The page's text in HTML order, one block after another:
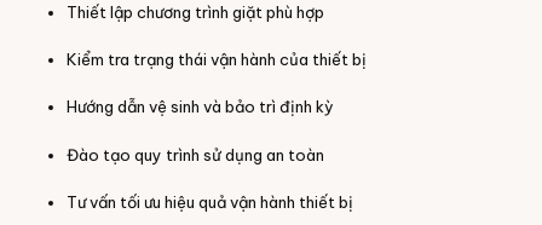
Thiết lập chương trình giặt phù hợp
Kiểm tra trạng thái vận hành của thiết bị
Hướng dẫn vệ sinh và bảo trì định kỳ
Đào tạo quy trình sử dụng an toàn
Tư vấn tối ưu hiệu quả vận hành thiết bị